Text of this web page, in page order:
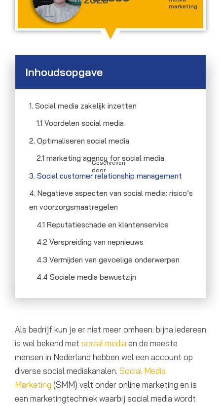
Geschreven
door
marketing
Inhoudsopgave
1. Social media zakelijk inzetten
1.1 Voordelen social media
2. Optimaliseren social media
2.1 marketing agency for social media
3. Social customer relationship management
4. Negatieve aspecten van social media: risico’s
en voorzorgsmaatregelen
4.1 Reputatieschade en klantenservice
4.2 Verspreiding van nepnieuws
4.3 Vermijden van gevoelige onderwerpen
4.4 Sociale media bewustzijn
Als bedrijf kun je er niet meer omheen: bijna iedereen
is wel bekend met social media en de meeste
mensen in Nederland hebben wel een account op
diverse social mediakanalen. Social Media
Marketing (SMM) valt onder online marketing en is
een marketingtechniek waarbij social media wordt